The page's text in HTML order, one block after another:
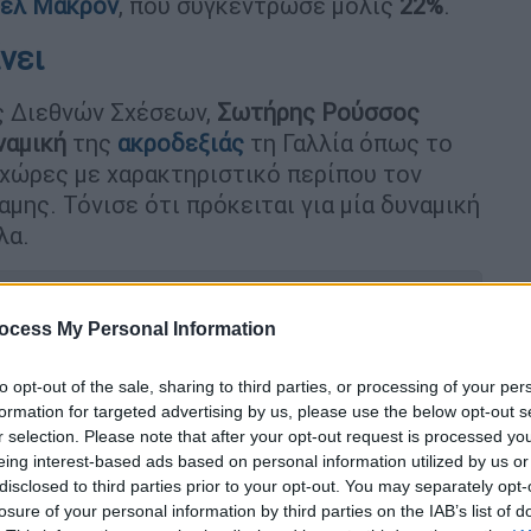
My Personal Information
opt-out of the sale, sharing to third parties, or processing of your
for targeted advertising by us, please use the below opt-out
selection. Please note that after your opt-out request is processed
interest-based ads based on personal information utilized by us
to third parties prior to your opt-out. You may separately
of your personal information by third parties on the IAB’s list of
Διεθνών Σχέσεων, Σωτήρης Ρούσσος
της ακροδεξιάς τη Γαλλία όπως το
με χαρακτηριστικό περίπου τον
Τόνισε ότι πρόκειται για μία δυναμική
βουλευτές αποσύρθηκαν για να
Λεπέν
τον δεύτερο γύρο των εκλογών στη